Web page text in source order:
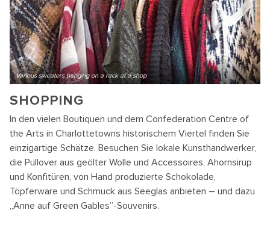
Various sweaters hanging on a rack at a shop
SHOPPING
In den vielen Boutiquen und dem Confederation Centre of
the Arts in Charlottetowns historischem Viertel finden Sie
einzigartige Schätze. Besuchen Sie lokale Kunsthandwerker,
die Pullover aus geölter Wolle und Accessoires, Ahornsirup
und Konfitüren, von Hand produzierte Schokolade,
Töpferware und Schmuck aus Seeglas anbieten – und dazu
„Anne auf Green Gables”-Souvenirs.